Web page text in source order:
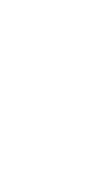
TO PROVE MY